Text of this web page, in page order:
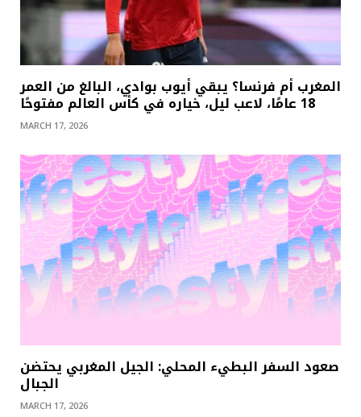
المغرب أم فرنسا؟ يبقي أيوب بوادي، البالغ من العمر
18 عامًا، لاعب ليل، خياره في كأس العالم مفتوحًا
MARCH 17, 2026
صعود السفر البطيء المحلي: الجيل المغربي يحتضن
الجبال
MARCH 17, 2026